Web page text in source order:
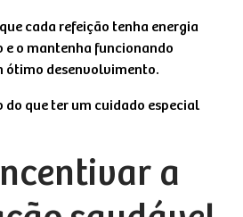
cada refeição tenha energia
e o mantenha funcionando
ótimo desenvolvimento.
do que ter um cuidado especial
a